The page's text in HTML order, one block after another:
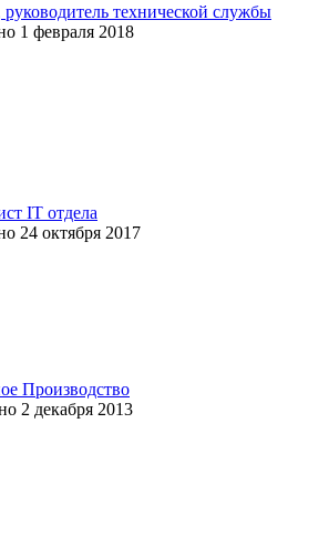
технической службы
1 февраля 2018
IT отдела
24 октября 2017
Производство
2 декабря 2013